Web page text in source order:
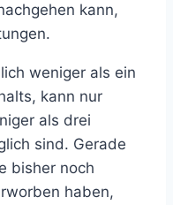
kann,
weniger als ein
kann nur
als drei
sind. Gerade
bisher noch
haben,